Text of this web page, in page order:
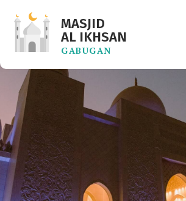
MASJID
AL IKHSAN
GABUGAN